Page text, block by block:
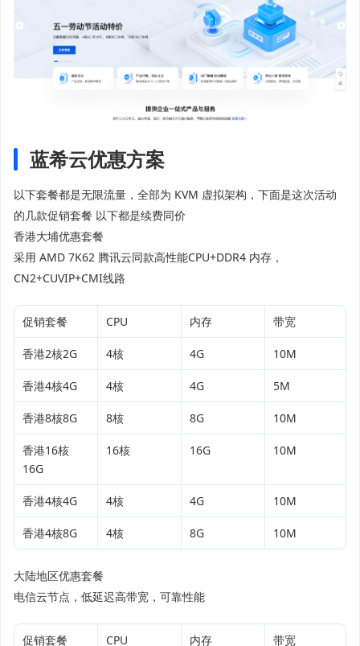
蓝希云优惠方案
以下套餐都是无限流量，全部为 KVM 虚拟架构，下面是这次活动
的几款促销套餐 以下都是续费同价
香港大埔优惠套餐
采用 AMD 7K62 腾讯云同款高性能CPU+DDR4 内存，
CN2+CUVIP+CMI线路
促销套餐 CPU 内存 带宽
香港2核2G 4核 4G 10M
香港4核4G 4核​ 4G 5M
香港8核8G 8核 8G 10M
香港16核
16G
16核 16G 10M
香港4核4G 4核 4G 10M
香港4核8G 4核 8G 10M
大陆地区优惠套餐
电信云节点，低延迟高带宽，可靠性能
促销套餐 CPU 内存 带宽